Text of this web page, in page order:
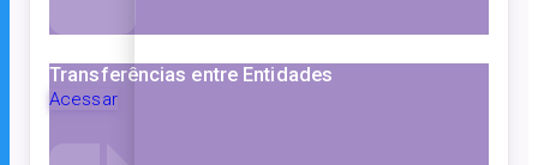
Transferências entre Entidades
Acessar